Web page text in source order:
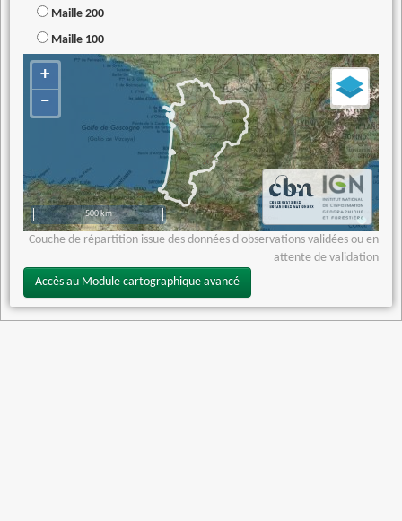
Maille 200
Maille 100
+
−
500 km
Couche de répartition issue des données d'observations validées ou en
attente de validation
Accès au Module cartographique avancé